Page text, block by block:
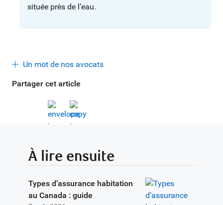
Partager cet article
située près de l’eau.
Un mot de nos avocats
À lire ensuite
Types d’assurance habitation
au Canada : guide